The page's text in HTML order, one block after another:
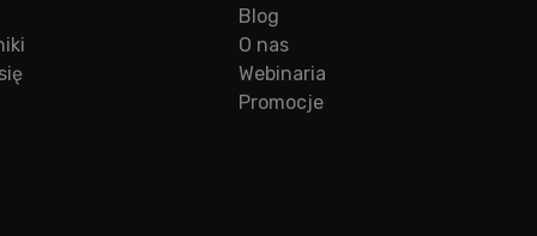
Blog
O nas
Webinaria
Promocje